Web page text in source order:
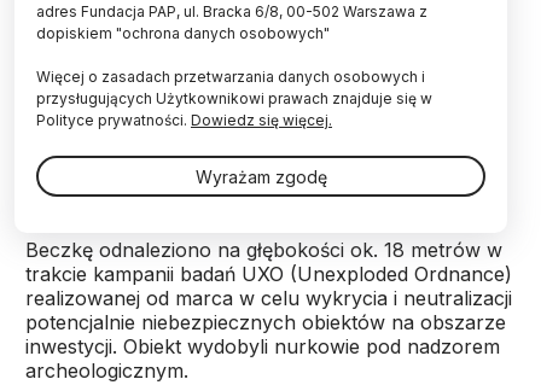
Beczkę z bryłami żelaza, datowaną wstępnie na
Bałtyku podczas prac związanych z budową
morskiej części elektrowni jądrowej na Pomorzu.
Obiekt został przewieziony do Narodowego
Muzeum Morskiego w Gdańsku (NMM), gdzie
zostanie poddany analizom i konserwacji.
Beczkę odnaleziono na głębokości ok. 18 metrów w
trakcie kampanii badań UXO (Unexploded Ordnance)
realizowanej od marca w celu wykrycia i neutralizacji
potencjalnie niebezpiecznych obiektów na obszarze
inwestycji. Obiekt wydobyli nurkowie pod nadzorem
archeologicznym.
adres Fundacja PAP, ul. Bracka 6/8, 00-502 Warszawa z
dopiskiem "ochrona danych osobowych"
Więcej o zasadach przetwarzania danych osobowych i
przysługujących Użytkownikowi prawach znajduje się w
Polityce prywatności. Dowiedz się więcej.
Wyrażam zgodę